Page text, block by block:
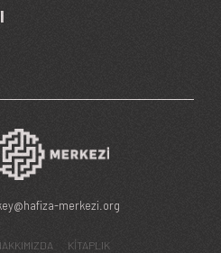
merkezi.org
KİTAPLIK